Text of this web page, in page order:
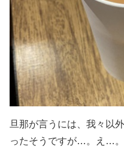
旦那が言うには、我々以
ったそうですが…。え…。